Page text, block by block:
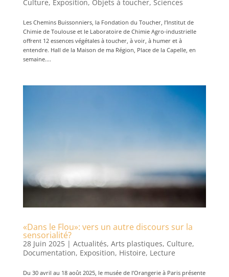
Culture, Exposition, Objets à toucher, Sciences
Les Chemins Buissonniers, la Fondation du Toucher, l’Institut de
Chimie de Toulouse et le Laboratoire de Chimie Agro-industrielle
offrent 12 essences végétales à toucher, à voir, à humer et à
entendre. Hall de la Maison de ma Région, Place de la Capelle, en
semaine....
«Dans le Flou»: vers un autre discours sur la
sensorialité?
28 Juin 2025| Actualités, Arts plastiques, Culture,
Documentation, Exposition, Histoire, Lecture
Du 30 avril au 18 août 2025, le musée de l’Orangerie à Paris présente